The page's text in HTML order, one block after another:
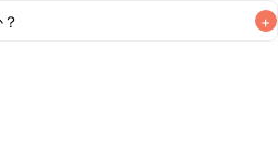
+
安です。なるべくお早めにお召